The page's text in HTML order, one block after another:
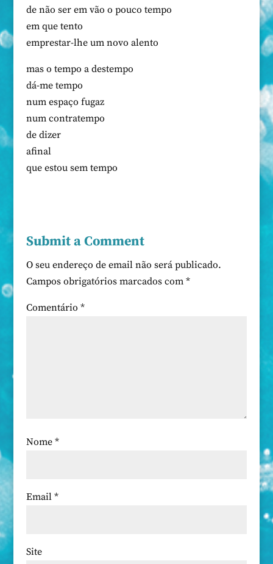
de não ser em vão o pouco tempo
em que tento
emprestar-lhe um novo alento
mas o tempo a destempo
dá-me tempo
num espaço fugaz
num contratempo
de dizer
afinal
que estou sem tempo
Submit a Comment
O seu endereço de email não será publicado.
Campos obrigatórios marcados com *
Comentário *
Nome *
Email *
Site